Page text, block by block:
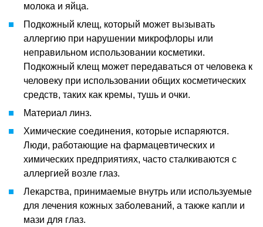
молока и яйца.
Подкожный клещ, который может вызывать
аллергию при нарушении микрофлоры или
неправильном использовании косметики.
Подкожный клещ может передаваться от человека к
человеку при использовании общих косметических
средств, таких как кремы, тушь и очки.
Материал линз.
Химические соединения, которые испаряются.
Люди, работающие на фармацевтических и
химических предприятиях, часто сталкиваются с
аллергией возле глаз.
Лекарства, принимаемые внутрь или используемые
для лечения кожных заболеваний, а также капли и
мази для глаз.